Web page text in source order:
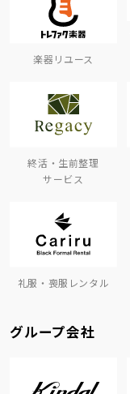
楽器リユース
終活・生前整理
サービス
礼服・喪服レンタル
グループ会社